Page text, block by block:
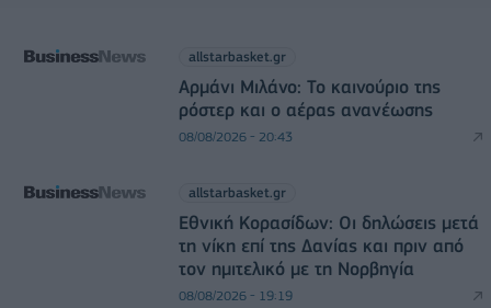
allstarbasket.gr
Αρμάνι Μιλάνο: Το καινούριο της
ρόστερ και ο αέρας ανανέωσης
08/08/2026 - 20:43
allstarbasket.gr
Εθνική Κορασίδων: Οι δηλώσεις μετά
τη νίκη επί της Δανίας και πριν από
τον ημιτελικό με τη Νορβηγία
08/08/2026 - 19:19